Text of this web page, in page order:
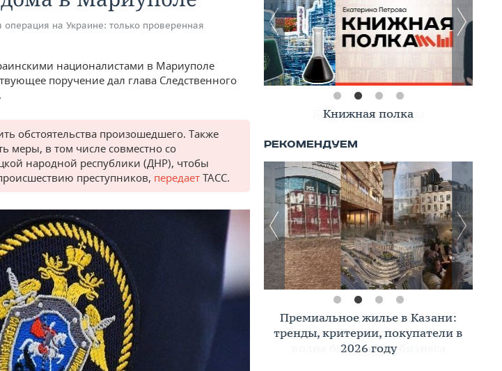
операция на Украине: только проверенная
националистами в Мариуполе
поручение дал глава Следственного
обстоятельства произошедшего. Также
меры, в том числе совместно со
народной республики (ДНР), чтобы
преступников, передает ТАСС.
Книжная полка
Премиальное жилье в Казани:
тренды, критерии, покупатели в
2026 году